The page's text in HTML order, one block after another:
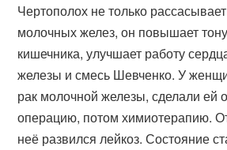
Чертополох не только
молочных желез, он повышает
кишечника, улучшает работу
железы и смесь Шевченко. У
рак молочной железы, сделали ей
операцию, потом химиотерапию.
неё развился лейкоз. Состояние